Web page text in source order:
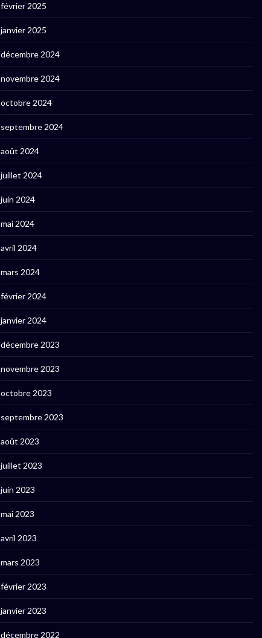
février 2025
janvier 2025
décembre 2024
novembre 2024
octobre 2024
septembre 2024
août 2024
juillet 2024
juin 2024
mai 2024
avril 2024
mars 2024
février 2024
janvier 2024
décembre 2023
novembre 2023
octobre 2023
septembre 2023
août 2023
juillet 2023
juin 2023
mai 2023
avril 2023
mars 2023
février 2023
janvier 2023
décembre 2022